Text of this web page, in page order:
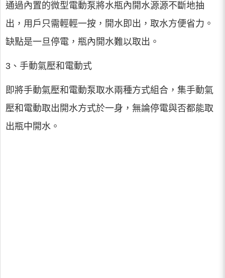
通過內置的微型電動泵將水瓶內開水源源不斷地抽
出，用戶只需輕輕一按，開水即出，取水方便省力。
缺點是一旦停電，瓶內開水難以取出。
3、手動氣壓和電動式
即將手動氣壓和電動泵取水兩種方式組合，集手動氣
壓和電動取出開水方式於一身，無論停電與否都能取
出瓶中開水。